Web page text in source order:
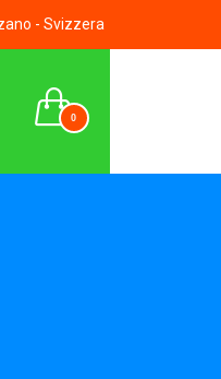
- Svizzera
0